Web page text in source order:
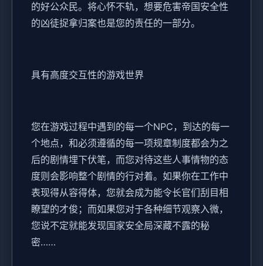
的好公众民。将心怀不轨，想要危害帝国安全性
的凶徒捉拿归案也是您的责任的一部分。
具有高度交互性的游戏世界
您在游戏过程中遇到的每一个NPC，到达的每一
个地点，和必须遵循的每一项规章制度都会为之
后的剧情埋下伏笔，而您对待这些人事情物的态
度则会影响整个剧情的行对着。如果你在工作中
表现得从容得体，您就会成为能令长官们刮目相
瞭望的才俊；而如果您对于各种细节观察入微，
您说不定就能发现国家安全局深藏不露的秘
密……